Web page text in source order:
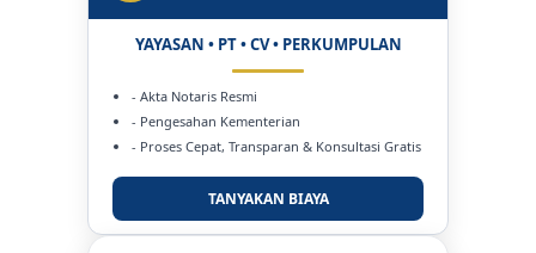
YAYASAN • PT • CV • PERKUMPULAN
- Akta Notaris Resmi
- Pengesahan Kementerian
- Proses Cepat, Transparan & Konsultasi Gratis
TANYAKAN BIAYA